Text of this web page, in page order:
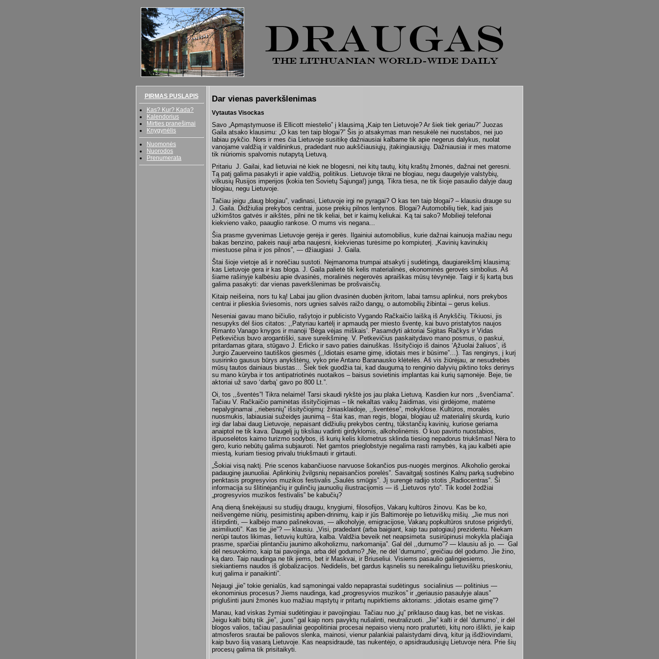
PIRMAS PUSLAPIS
Kas? Kur? Kada?
Kalendorius
Mirties pranešimai
Knygynėlis
Nuomonės
Nuorodos
Prenumerata
Dar vienas paverkšlenimas
Vytautas Visockas
Savo „Apmąstymuose iš Ellicott miestelio” į klausimą „Kaip ten Lietuvoje? Ar šiek tiek geriau?” Juozas
Gaila atsako klausimu: „O kas ten taip blogai?” Šis jo atsakymas man nesukėlė nei nuostabos, nei juo
labiau pykčio. Nors ir mes čia Lietuvoje susitikę dažniausiai kalbame tik apie negerus dalykus, nuolat
vanojame valdžią ir valdininkus, pradedant nuo aukščiausiųjų, įtakingiausiųjų. Dažniausiai ir mes matome
tik niūriomis spalvomis nutapytą Lietuvą.
Pritariu J. Gailai, kad lietuviai nė kiek ne blogesni, nei kitų tautų, kitų kraštų žmonės, dažnai net geresni.
Tą patį galima pasakyti ir apie valdžią, politikus. Lietuvoje tikrai ne blogiau, negu daugelyje valstybių,
vilkusių Rusijos imperijos (kokia ten Sovietų Sąjunga!) jungą. Tikra tiesa, ne tik šioje pasaulio dalyje daug
blogiau, negu Lietuvoje.
Tačiau jeigu „daug blogiau”, vadinasi, Lietuvoje irgi ne pyragai? O kas ten taip blogai? – klausiu drauge su
J. Gaila. Didžiuliai prekybos centrai, juose prekių pilnos lentynos. Blogai? Automobilių tiek, kad jais
užkimštos gatvės ir aikštės, pilni ne tik keliai, bet ir kaimų keliukai. Ką tai sako? Mobilieji telefonai
kiekvieno vaiko, paauglio rankose. O mums vis negana...
Šia prasme gyvenimas Lietuvoje gerėja ir gerės. Ilgainiui automobilius, kurie dažnai kainuoja mažiau negu
bakas benzino, pakeis nauji arba naujesni, kiekvienas turėsime po kompiuterį. „Kavinių kavinukių
miestuose pilna ir jos pilnos”, — džiaugiasi J. Gaila.
Štai šioje vietoje aš ir norėčiau sustoti. Neįmanoma trumpai atsakyti į sudėtingą, daugiareikšmį klausimą:
kas Lietuvoje gera ir kas bloga. J. Gaila palietė tik kelis materialinės, ekonominės gerovės simbolius. Aš
šiame rašinyje kalbėsiu apie dvasinės, moralinės negerovės apraiškas mūsų tėvynėje. Taigi ir šį kartą bus
galima pasakyti: dar vienas paverkšlenimas be prošvaisčių.
Kitaip neišeina, nors tu ką! Labai jau gilion dvasinėn duobėn įkritom, labai tamsu aplinkui, nors prekybos
centrai ir plieskia šviesomis, nors ugnies salvės raižo dangų, o automobilių žibintai – gerus kelius.
Neseniai gavau mano bičiulio, rašytojo ir publicisto Vygando Račkaičio laišką iš Anykščių. Tikiuosi, jis
nesupyks dėl šios citatos: ,,Patyriau kartėlį ir apmaudą per miesto šventę, kai buvo pristatytos naujos
Rimanto Vanago knygos ir manoji ‘Bėga vėjas miškais’. Pasamdyti aktoriai Sigitas Račkys ir Vidas
Petkevičius buvo arogantiški, save sureikšminę. V. Petkevičius paskaitydavo mano posmus, o paskui,
pritardamas gitara, stūgavo J. Erlicko ir savo paties dainuškas. Išsityčiojo iš dainos ‘Ąžuolai žaliuos’, iš
Jurgio Zauerveino tautiškos giesmės (,,Idiotais esame gimę, idiotais mes ir būsime”…). Tas renginys, į kurį
susirinko gausus būrys anykštėnų, vyko prie Antano Baranausko klėtelės. Aš vis žiūrėjau, ar nesudrebės
mūsų tautos dainiaus biustas… Šiek tiek guodžia tai, kad daugumą to renginio dalyvių piktino toks derinys
su mano kūryba ir tos antipatriotinės nuotaikos – baisus sovietinis implantas kai kurių sąmonėje. Beje, tie
aktoriai už savo ‘darbą’ gavo po 800 Lt.”.
Oi, tos ,,šventės”! Tikra nelaimė! Tarsi skaudi rykštė jos jau plaka Lietuvą. Kasdien kur nors ,,švenčiama”.
Tačiau V. Račkaičio paminėtas išsityčiojimas – tik nekaltas vaikų žaidimas, visi girdėjome, matėme
nepalyginamai ,,riebesnių” išsityčiojimų: žiniasklaidoje, ,,šventėse”, mokyklose. Kultūros, moralės
nuosmukis, labiausiai sužeidęs jaunimą – štai kas, man regis, blogai, blogiau už materialinį skurdą, kurio
irgi dar labai daug Lietuvoje, nepaisant didžiulių prekybos centrų, tūkstančių kavinių, kuriose geriama
anaiptol ne tik kava. Daugelį jų tiksliau vadinti girdyklomis, alkoholinėmis. O kuo pavirto nuostabios,
išpuoselėtos kaimo turizmo sodybos, iš kurių kelis kilometrus sklinda tiesiog nepadorus triukšmas! Nėra to
gero, kurio nebūtų galima subjauroti. Net gamtos prieglobstyje negalima rasti ramybės, ką jau kalbėti apie
miestą, kuriam tiesiog privalu triukšmauti ir girtauti.
„Šokiai visą naktį. Prie scenos kabančiuose narvuose šokančios pus-nuogės merginos. Alkoholio gerokai
padauginę jaunuoliai. Aplinkinių žvilgsnių nepaisančios porelės”. Savaitgalį sostinės Kalnų parką sudrebino
penktasis progresyvios muzikos festivalis „Saulės smūgis”. Jį surengė radijo stotis „Radiocentras”. Ši
informacija su šlitinėjančių ir gulinčių jaunuolių iliustracijomis — iš „Lietuvos ryto”. Tik kodėl žodžiai
„progresyvios muzikos festivalis” be kabučių?
Aną dieną šnekėjausi su studijų draugu, knygiumi, filosofijos, Vakarų kultūros žinovu. Kas be ko,
neišvengėme niūrių, pesimistinių apiben-drinimų, kaip ir jūs Baltimorėje po lietuviškų mišių. „Jie mus nori
ištirpdinti, — kalbėjo mano pašnekovas, — alkoholyje, emigracijose, Vakarų popkultūros srutose prigirdyti,
asimiliuoti”. Kas tie „jie”? — klausiu. „Visi, pradedant (arba baigiant, kaip tau patogiau) prezidentu. Niekam
nerūpi tautos likimas, lietuvių kultūra, kalba. Valdžia beveik net neapsimeta susirūpinusi mokykla plačiąja
prasme, sparčiai plintančiu jaunimo alkoholizmu, narkomanija”. Gal dėl ,,durnumo”? — klausiu aš jo. — Gal
dėl nesuvokimo, kaip tai pavojinga, arba dėl godumo? „Ne, ne dėl ‘durnumo’, greičiau dėl godumo. Jie žino,
ką daro. Taip naudinga ne tik jiems, bet ir Maskvai, ir Briuseliui. Visiems pasaulio galingiesiems,
siekiantiems naudos iš globalizacijos. Nedidelis, bet gardus kąsnelis su nereikalingu lietuvišku prieskoniu,
kurį galima ir panaikinti”.
Nejaugi „jie” tokie genialūs, kad sąmoningai valdo nepaprastai sudėtingus socialinius — politinius —
ekonominius procesus? Jiems naudinga, kad „progresyvios muzikos” ir „geriausio pasaulyje alaus”
priglušinti jauni žmonės kuo mažiau mąstytų ir pritartų nupirktiems aktoriams: „idiotais esame gimę”?
Manau, kad viskas žymiai sudėtingiau ir pavojingiau. Tačiau nuo „jų” priklauso daug kas, bet ne viskas.
Jeigu kalti būtų tik „jie”, „juos” gal kaip nors pavyktų nušalinti, neutralizuoti. „Jie” kalti ir dėl ‘durnumo’, ir dėl
blogos valios, tačiau pasauliniai geopolitiniai procesai nepaiso vienų noro praturtėti, kitų noro išlikti, jie kaip
atmosferos srautai be paliovos slenka, mainosi, vienur palankiai palaistydami dirvą, kitur ją išdžiovindami,
kaip buvo šią vasarą Lietuvoje. Kas neapsidraudė, tas nukentėjo, o apsidraudusiųjų Lietuvoje nėra. Prie šių
procesų galima tik prisitaikyti.